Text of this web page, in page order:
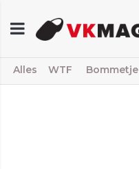
Alles WTF Bommetje